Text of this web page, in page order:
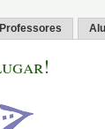
Professores